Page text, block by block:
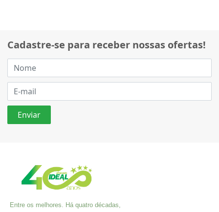
Cadastre-se para receber nossas ofertas!
Entre os melhores. Há quatro décadas,